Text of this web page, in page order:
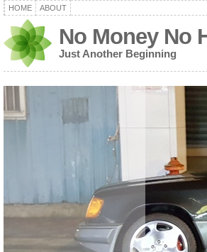
HOME ABOUT
No Money No
Just Another Beginning